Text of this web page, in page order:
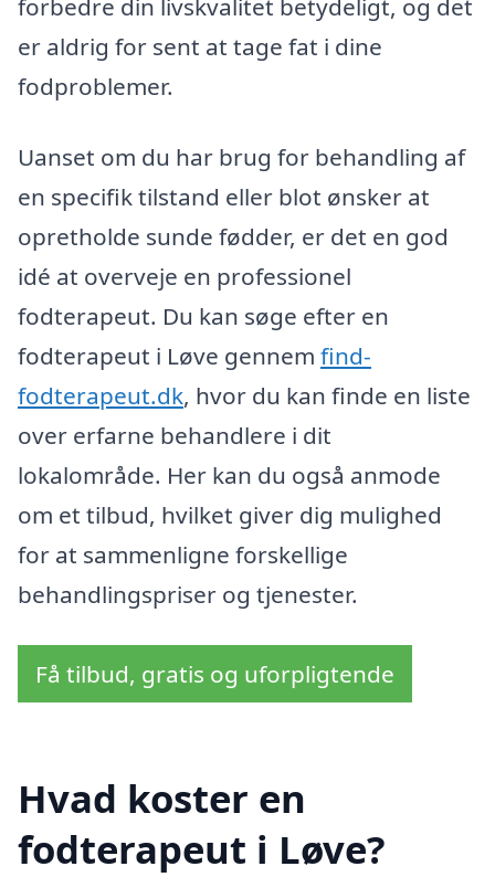
forbedre din livskvalitet betydeligt, og det
er aldrig for sent at tage fat i dine
fodproblemer.
Uanset om du har brug for behandling af
en specifik tilstand eller blot ønsker at
opretholde sunde fødder, er det en god
idé at overveje en professionel
fodterapeut. Du kan søge efter en
fodterapeut i Løve gennem find-
fodterapeut.dk, hvor du kan finde en liste
over erfarne behandlere i dit
lokalområde. Her kan du også anmode
om et tilbud, hvilket giver dig mulighed
for at sammenligne forskellige
behandlingspriser og tjenester.
Få tilbud, gratis og uforpligtende
Hvad koster en
fodterapeut i Løve?